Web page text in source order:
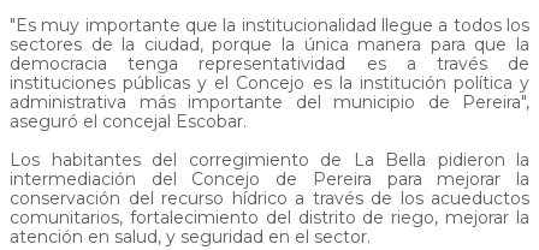
"Es muy importante que la institucionalidad llegue a todos los
sectores de la ciudad, porque la única manera para que la
democracia tenga representatividad es a través de
instituciones públicas y el Concejo es la institución política y
administrativa más importante del municipio de Pereira",
aseguró el concejal Escobar.
Los habitantes del corregimiento de La Bella pidieron la
intermediación del Concejo de Pereira para mejorar la
conservación del recurso hídrico a través de los acueductos
comunitarios, fortalecimiento del distrito de riego, mejorar la
atención en salud, y seguridad en el sector.